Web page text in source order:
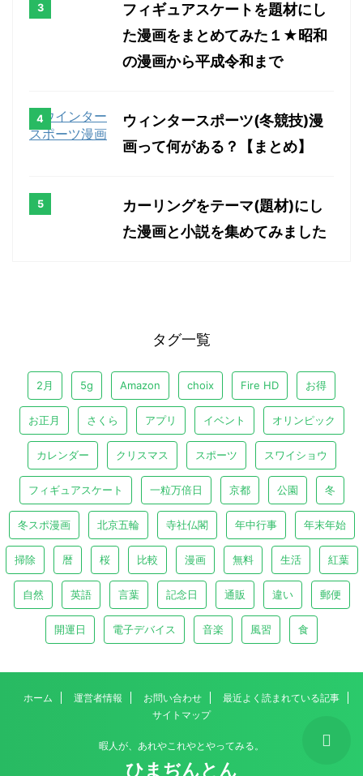
フィギュアスケートを題材にし
た漫画をまとめてみた１★昭和
の漫画から平成令和まで
ウィンタースポーツ(冬競技)漫
画って何がある？【まとめ】
カーリングをテーマ(題材)にし
た漫画と小説を集めてみました
タグ一覧
2月 5g Amazon choix Fire HD お得
お正月 さくら アプリ イベント オリンピック
カレンダー クリスマス スポーツ スワイショウ
フィギュアスケート 一粒万倍日 京都 公園 冬
冬スポ漫画 北京五輪 寺社仏閣 年中行事 年末年始
掃除 暦 桜 比較 漫画 無料 生活 紅葉
自然 英語 言葉 記念日 通販 違い 郵便
開運日 電子デバイス 音楽 風習 食
ホーム 運営者情報 お問い合わせ
最近よく読まれている記事
サイトマップ
暇人が、あれやこれやとやってみる。
ひまぢんとん